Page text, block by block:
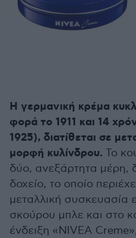
Η γερμανική κρέμα
φορά το 1911 και 14
1925), διατίθεται σε
μορφή κυλίνδρου. Το
δύο, ανεξάρτητα μέρη,
δοχείο, το οποίο
μεταλλική συσκευασία
σκούρου μπλε και στο
ένδειξη «NIVEA